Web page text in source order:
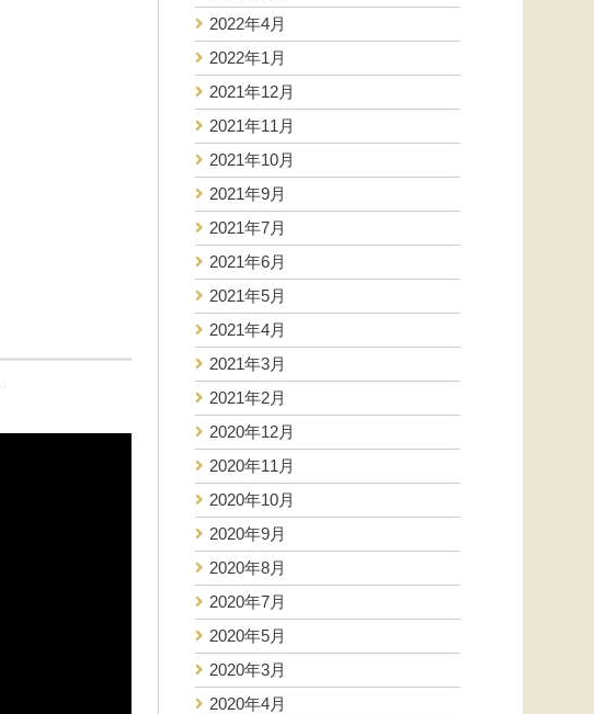
2022年4月
2022年1月
2021年12月
2021年11月
2021年10月
2021年9月
2021年7月
2021年6月
2021年5月
2021年4月
2021年3月
2021年2月
2020年12月
2020年11月
2020年10月
2020年9月
2020年8月
2020年7月
2020年5月
2020年3月
2020年4月